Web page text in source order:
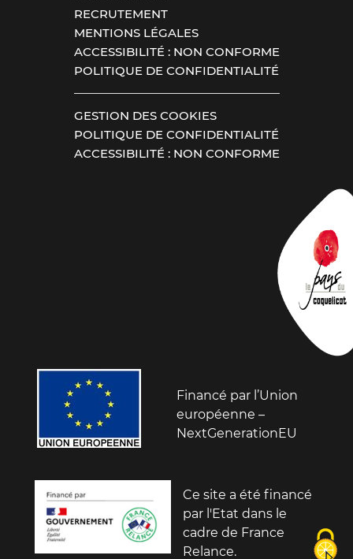
RECRUTEMENT
MENTIONS LÉGALES
ACCESSIBILITÉ : NON CONFORME
POLITIQUE DE CONFIDENTIALITÉ
GESTION DES COOKIES
POLITIQUE DE CONFIDENTIALITÉ
ACCESSIBILITÉ : NON CONFORME
Financé par l’Union
européenne –
NextGenerationEU
Ce site a été financé
par l'Etat dans le
cadre de France
Relance.